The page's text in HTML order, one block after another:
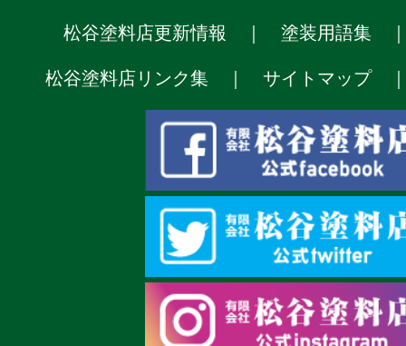
松谷塗料店更新情報 塗装用語集
松谷塗料店リンク集 サイトマップ